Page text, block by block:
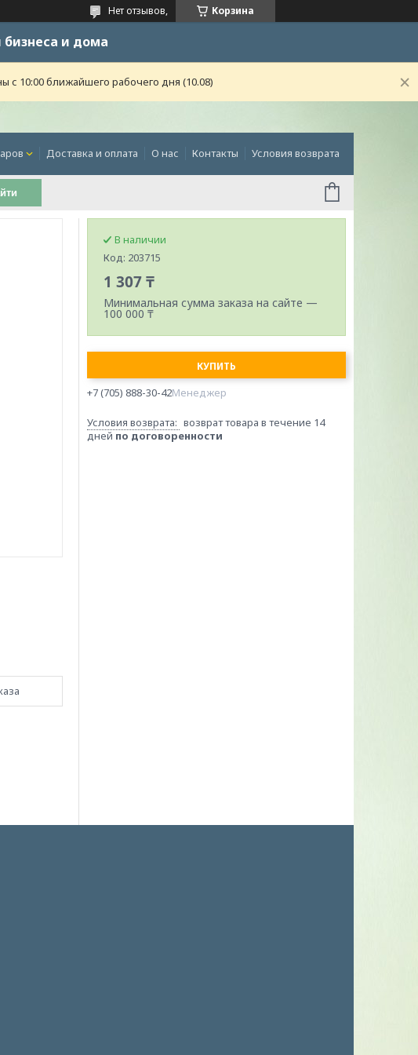
Корзина
Нет отзывов,
и дома
с 10:00 ближайшего рабочего дня (10.08)
Доставка и оплата О нас Контакты Условия возврата
В наличии
Код: 203715
1 307 ₸
Минимальная сумма заказа на сайте —
100 000 ₸
КУПИТЬ
+7 (705) 888-30-42Менеджер
возврат товара в течение 14
дней по договоренности